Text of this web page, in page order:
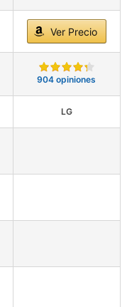
Ver Precio
904 opiniones
LG